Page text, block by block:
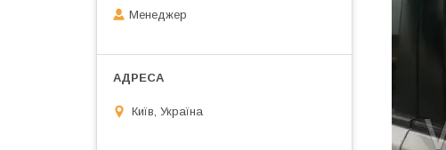
Менеджер
Київ, Україна